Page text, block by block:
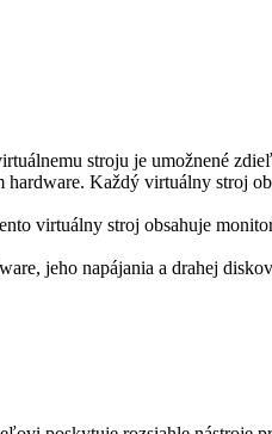
stroju je umožnené
Každý virtuálny stroj
virtuálny stroj obsahuje
jeho napájania a drahej